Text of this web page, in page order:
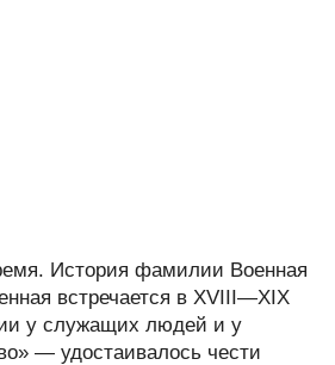
История фамилии Военная
встречается в XVIII—XIX
у служащих людей и у
— удостаивалось чести